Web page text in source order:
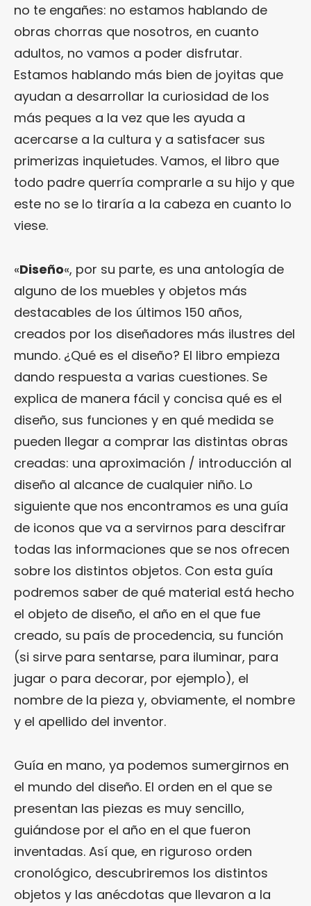
no te engañes: no estamos hablando de
obras chorras que nosotros, en cuanto
adultos, no vamos a poder disfrutar.
Estamos hablando más bien de joyitas que
ayudan a desarrollar la curiosidad de los
más peques a la vez que les ayuda a
acercarse a la cultura y a satisfacer sus
primerizas inquietudes. Vamos, el libro que
todo padre querría comprarle a su hijo y que
este no se lo tiraría a la cabeza en cuanto lo
viese.
«Diseño«, por su parte, es una antología de
alguno de los muebles y objetos más
destacables de los últimos 150 años,
creados por los diseñadores más ilustres del
mundo. ¿Qué es el diseño? El libro empieza
dando respuesta a varias cuestiones. Se
explica de manera fácil y concisa qué es el
diseño, sus funciones y en qué medida se
pueden llegar a comprar las distintas obras
creadas: una aproximación / introducción al
diseño al alcance de cualquier niño. Lo
siguiente que nos encontramos es una guía
de iconos que va a servirnos para descifrar
todas las informaciones que se nos ofrecen
sobre los distintos objetos. Con esta guía
podremos saber de qué material está hecho
el objeto de diseño, el año en el que fue
creado, su país de procedencia, su función
(si sirve para sentarse, para iluminar, para
jugar o para decorar, por ejemplo), el
nombre de la pieza y, obviamente, el nombre
y el apellido del inventor.
Guía en mano, ya podemos sumergirnos en
el mundo del diseño. El orden en el que se
presentan las piezas es muy sencillo,
guiándose por el año en el que fueron
inventadas. Así que, en riguroso orden
cronológico, descubriremos los distintos
objetos y las anécdotas que llevaron a la